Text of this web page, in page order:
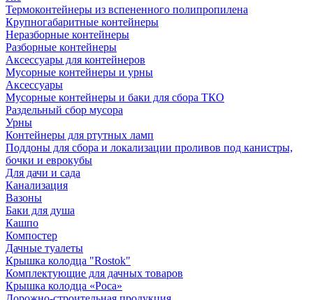
Термоконтейнеры из вспененного полипропилена
Крупногабаритные контейнеры
Неразборные контейнеры
Разборные контейнеры
Аксессуары для контейнеров
Мусорные контейнеры и урны
Аксессуары
Мусорные контейнеры и баки для сбора ТКО
Раздельный сбор мусора
Урны
Контейнеры для ртутных ламп
Поддоны для сбора и локализации проливов под канистры,
бочки и еврокубы
Для дачи и сада
Канализация
Вазоны
Баки для душа
Кашпо
Компостер
Дачные туалеты
Крышка колодца "Rostok"
Комплектующие для дачных товаров
Крышка колодца «Роса»